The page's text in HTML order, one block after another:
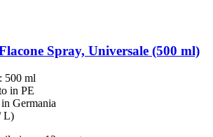
Spray, Universale (500 ml)
500 ml
in PE
Germania
L)